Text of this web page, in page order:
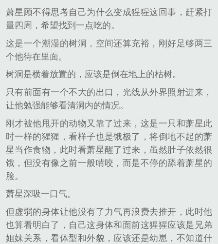
萧星顾不得思考自己为什么变成猩猩这回事，赶紧打
量四周，希望找到一点吃的。
这是一个潮湿的树洞，空间还算充裕，刚好足够两三
个他待在里面。
树洞是横着放置的，应该是倒在地上的枯树。
只有前面有一个不大的出口，光线从外界照射进来，
让他勉强能够看清洞内的情况。
刚才被他甩开的动物又靠了过来，这是一只和萧星此
时一样的猩猩，看样子也是饿极了，将倒地不起的萧
星当作食物，此时看萧星醒了过来，虽然肚子依然很
饿，但没有像之前一般啃咬，而是不停的舔着萧星的
脸。
萧星深吸一口气。
但虚弱的身体让他没有了力气再浪费去推开，此时他
也算看明白了，自己这身体和面前这猩猩应该是兄弟
姐妹关系，看体型和外貌，应该还是幼崽，不知道什